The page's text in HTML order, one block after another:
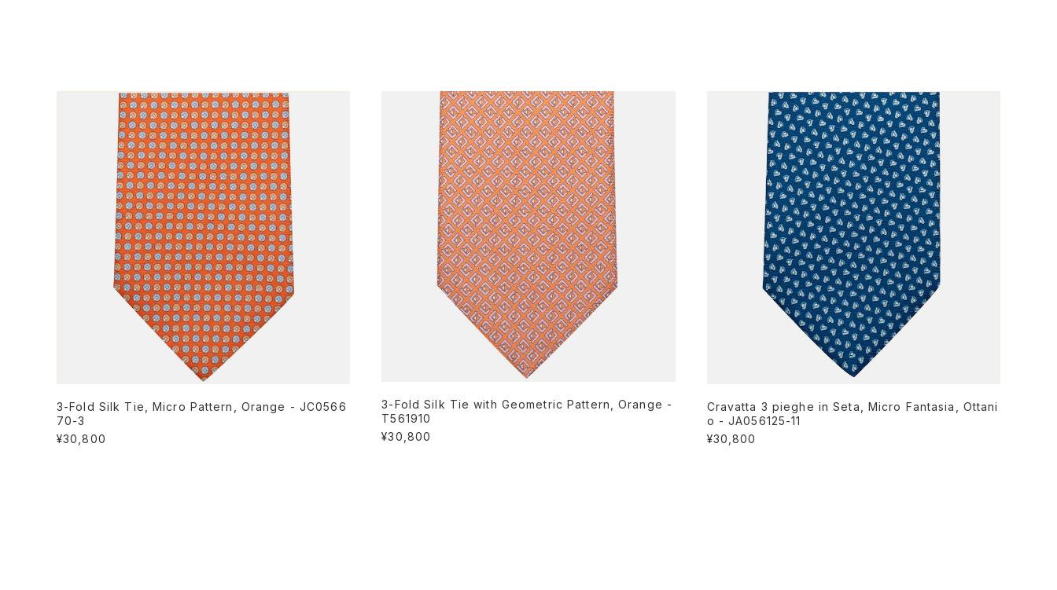
3-Fold Silk Tie, Micro Pattern, Orange - JC0566
70-3
¥30,800
3-Fold Silk Tie with Geometric Pattern, Orange -
T561910
¥30,800
Cravatta 3 pieghe in Seta, Micro Fantasia, Ottani
o - JA056125-11
¥30,800